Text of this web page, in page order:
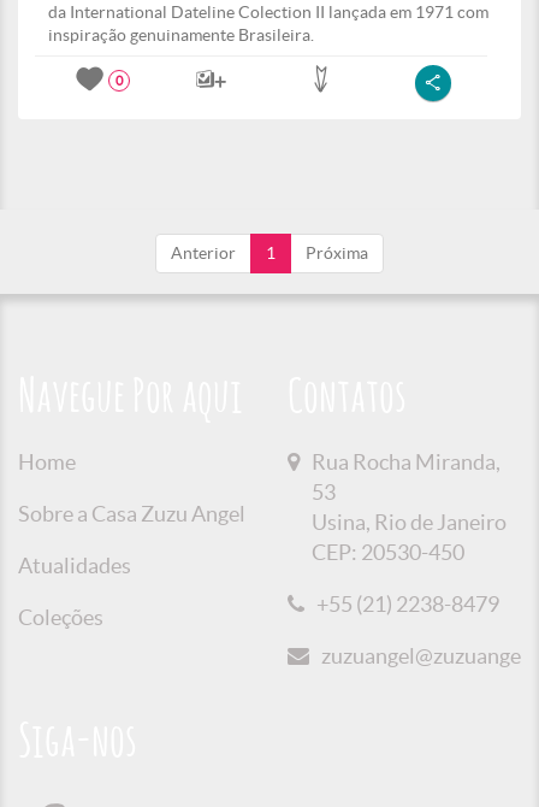
da International Dateline Colection II lançada em 1971 com
inspiração genuinamente Brasileira.
0
Anterior 1 Próxima
Home
Sobre a Casa Zuzu Angel
Atualidades
Coleções
Rua Rocha Miranda,
53
Usina, Rio de Janeiro
CEP: 20530-450
+55 (21) 2238-8479